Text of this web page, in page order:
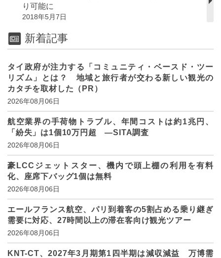
り可能に
2018年5月7日
新着記事
タイ政府が注力する「コミュニティ・ベースド・ツー
リズム」とは？ 地域と旅行者が交わる新しい観光の
カタチを取材した（PR）
2026年08月06日
航空業界の手荷物トラブル、年間コストは約1兆円、
「紛失」は1個10万円超 ―SITA調査
2026年08月06日
豪LCCジェットスター、機内で頭上棚の利用を有料
化、座席下バッグ1個は無料
2026年08月06日
エールフランス航空、パリ到着客の5割占める乗り継ぎ
需要に対応、27時間以上の滞在客向け観光ツアー
2026年08月06日
KNT-CT、2027年3月期第1四半期は減収減益 万博需